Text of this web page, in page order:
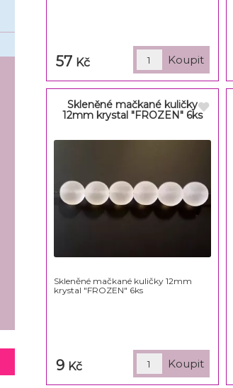
57 Kč
Skleněné mačkané kuličky
12mm krystal "FROZEN" 6ks
Skleněné mačkané kuličky 12mm
krystal "FROZEN" 6ks
9 Kč